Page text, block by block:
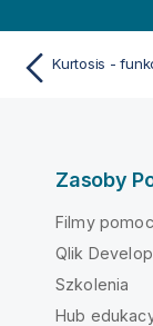
Kurtosis -
Zasoby
Filmy
Qlik
Szkolenia
Hub